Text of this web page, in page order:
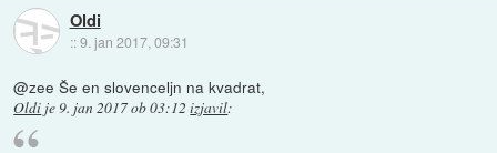
Oldi
::9. jan 2017, 09:31
@zee Še en slovenceljn na kvadrat,
Oldi je9. jan 2017 ob 03:12 izjavil: